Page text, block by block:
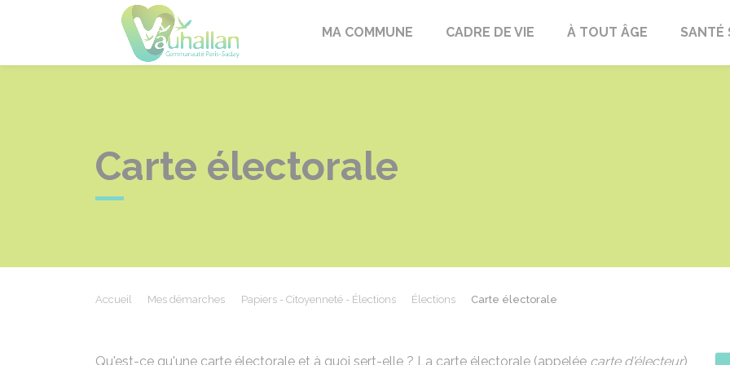
VauhallanMA COMMUNE CADRE DE VIE À TOUT ÂGE SANTÉ
Carte électorale
Accueil Mes démarches Papiers - Citoyenneté - Élections Élections Carte électorale
Qu'est-ce qu'une carte électorale et à quoi sert-elle ? La carte électorale (appelée carte d'électeur)